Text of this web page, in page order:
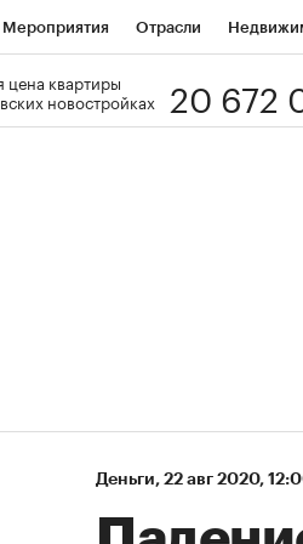
Мероприятия Отрасли
цена квартиры
новостройках
20 672
Деньги⁠, 22 авг 2020,